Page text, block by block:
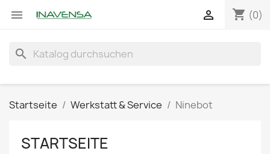
 shopping_cart (0)

search
Startseite Werkstatt & Service Ninebot
STARTSEITE